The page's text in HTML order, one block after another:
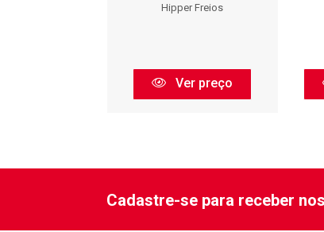
Hipper Freios
Ver preço
Cadastre-se para receber